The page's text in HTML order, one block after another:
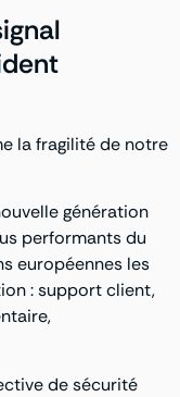
la fragilité de notre
génération
performants du
européennes les
: support client,
de sécurité